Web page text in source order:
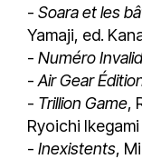
- Soara et les
Yamaji, ed.
- Numéro
- Air Gear
- Trillion Game,
Ryoichi
- Inexistents,